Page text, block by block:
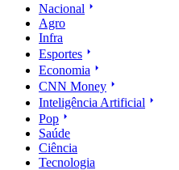
Nacional
Agro
Infra
Esportes
Economia
CNN Money
Inteligência Artificial
Pop
Saúde
Ciência
Tecnologia